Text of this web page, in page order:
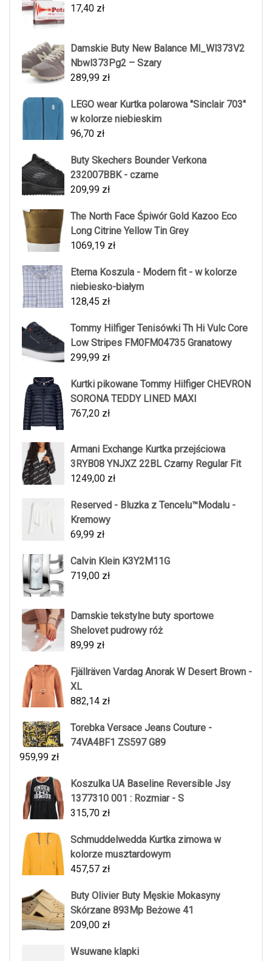
17,40 zł
Damskie Buty New Balance Ml_Wl373V2
Nbwl373Pg2 – Szary
289,99 zł
LEGO wear Kurtka polarowa "Sinclair 703"
w kolorze niebieskim
96,70 zł
Buty Skechers Bounder Verkona
232007BBK - czarne
209,99 zł
The North Face Śpiwór Gold Kazoo Eco
Long Citrine Yellow Tin Grey
1069,19 zł
Eterna Koszula - Modern fit - w kolorze
niebiesko-białym
128,45 zł
Tommy Hilfiger Tenisówki Th Hi Vulc Core
Low Stripes FM0FM04735 Granatowy
299,99 zł
Kurtki pikowane Tommy Hilfiger CHEVRON
SORONA TEDDY LINED MAXI
767,20 zł
Armani Exchange Kurtka przejściowa
3RYB08 YNJXZ 22BL Czarny Regular Fit
1249,00 zł
Reserved - Bluzka z Tencelu™Modalu -
Kremowy
69,99 zł
Calvin Klein K3Y2M11G
719,00 zł
Damskie tekstylne buty sportowe
Shelovet pudrowy róż
89,99 zł
Fjällräven Vardag Anorak W Desert Brown -
XL
882,14 zł
Torebka Versace Jeans Couture -
74VA4BF1 ZS597 G89
959,99 zł
Koszulka UA Baseline Reversible Jsy
1377310 001 : Rozmiar - S
315,70 zł
Schmuddelwedda Kurtka zimowa w
kolorze musztardowym
457,57 zł
Buty Olivier Buty Męskie Mokasyny
Skórzane 893Mp Beżowe 41
209,00 zł
Wsuwane klapki